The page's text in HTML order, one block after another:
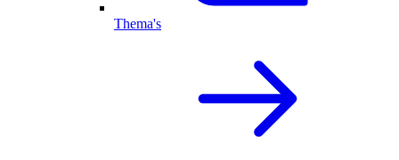
Thema's